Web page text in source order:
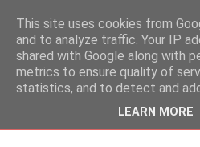
This site uses cookies from
and to analyze traffic. Your IP
shared with Google along with
metrics to ensure quality of
statistics, and to detect and
LEARN MORE